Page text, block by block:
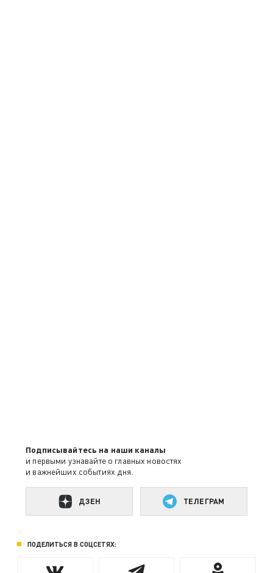
Подписывайтесь на наши каналы
и первыми узнавайте о главных новостях
и важнейших событиях дня.
ДЗЕН ТЕЛЕГРАМ
ПОДЕЛИТЬСЯ В СОЦСЕТЯХ: